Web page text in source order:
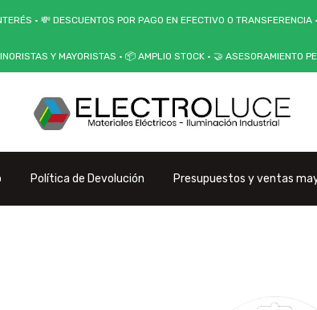
• 💸 DESCUENTOS POR PAGO EN EFECTIVO O TRANSFERENCIA
Y MAYORISTAS • 📦 AMPLIO STOCK • 🤝 ASESORAMIENTO
Política de Devolución Presupuestos y ventas